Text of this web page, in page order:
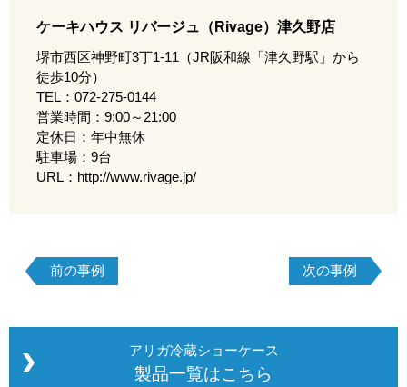
ケーキハウス リバージュ（Rivage）津久野店
堺市西区神野町3丁1-11（JR阪和線「津久野駅」から
徒歩10分）
TEL：072-275-0144
営業時間：9:00～21:00
定休日：年中無休
駐車場：9台
URL： http://www.rivage.jp/
前の事例 次の事例
アリガ冷蔵ショーケース
製品一覧はこちら